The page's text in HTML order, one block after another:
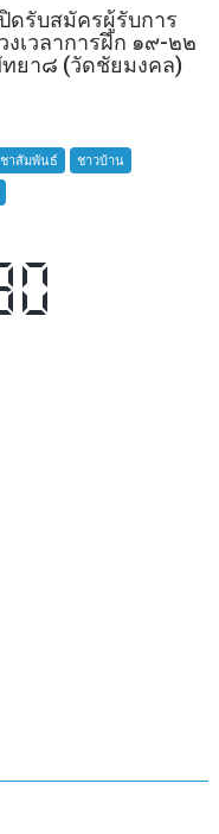
ดรับสมัครผู้รับการ
งเวลาการฝึก ๑๙-๒๒
ยา๘ (วัดชัยมงคล)
าสัมพันธ์
ชาวบ้าน